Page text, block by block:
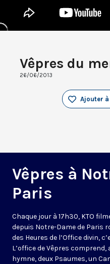
Vêpres du
26/06/2013
Ajouter
Vêpres à
Paris
Chaque jour à 17h30, KTO
depuis Notre-Dame de Paris
des Heures de l’Office divin,
L’office de Vêpres
hymne, deux Psaumes, un